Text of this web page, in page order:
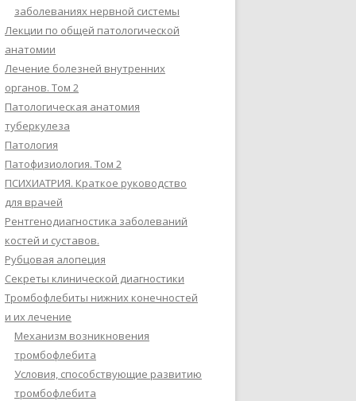
заболеваниях нервной системы
Лекции по общей патологической
анатомии
Лечение болезней внутренних
органов. Том 2
Патологическая анатомия
туберкулеза
Патология
Патофизиология. Том 2
ПСИХИАТРИЯ. Краткое руководство
для врачей
Рентгенодиагностика заболеваний
костей и суставов.
Рубцовая алопеция
Секреты клинической диагностики
Тромбофлебиты нижних конечностей
и их лечение
Механизм возникновения
тромбофлебита
Условия, способствующие развитию
тромбофлебита